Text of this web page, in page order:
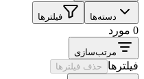
دسته‌ها فیلترها
0 مورد
مرتب‌سازی
فیلترها حذف فیلترها